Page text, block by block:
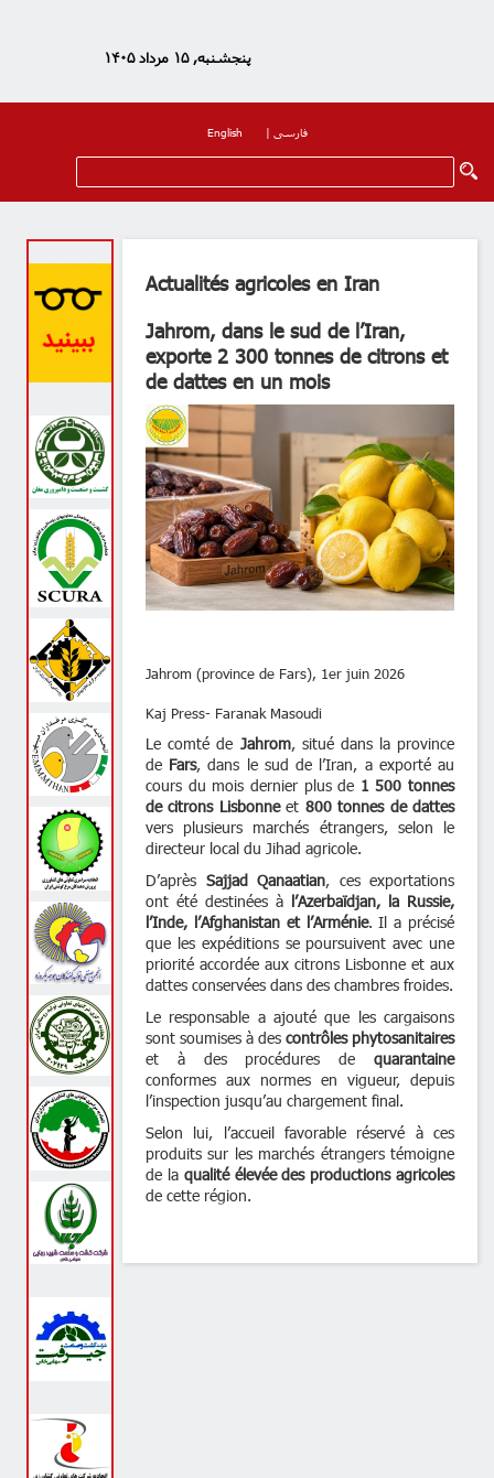
پنجشنبه, ۱۵ مرداد ۱۴۰۵
فارسی |
English
Actualités agricoles en Iran
Jahrom, dans le sud de l’Iran,
exporte 2 300 tonnes de citrons et
de dattes en un mois
Jahrom (province de Fars), 1er juin 2026
Kaj Press- Faranak Masoudi
Le comté de Jahrom, situé dans la province
de Fars, dans le sud de l’Iran, a exporté au
cours du mois dernier plus de 1 500 tonnes
de citrons Lisbonneet 800 tonnes de dattes
vers plusieurs marchés étrangers, selon le
directeur local du Jihad agricole.
D’après Sajjad Qanaatian, ces exportations
ont été destinées à l’Azerbaïdjan, la Russie,
l’Inde, l’Afghanistan et l’Arménie. Il a précisé
que les expéditions se poursuivent avec une
priorité accordée aux citrons Lisbonne et aux
dattes conservées dans des chambres froides.
Le responsable a ajouté que les cargaisons
sont soumises à descontrôles phytosanitaires
et à des procédures dequarantaine
conformes aux normes en vigueur, depuis
l’inspection jusqu’au chargement final.
Selon lui, l’accueil favorable réservé à ces
produits sur les marchés étrangers témoigne
de la qualité élevée des productions agricoles
de cette région.